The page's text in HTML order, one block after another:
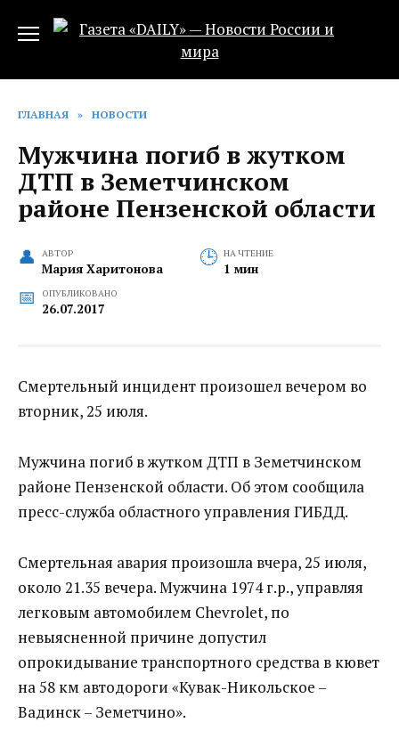
ГЛАВНАЯ » НОВОСТИ
Мужчина погиб в жутком
ДТП в Земетчинском
районе Пензенской области
АВТОР
Мария Харитонова
НА ЧТЕНИЕ
1 мин
ОПУБЛИКОВАНО
26.07.2017
Смертельный инцидент произошел вечером во
вторник, 25 июля.
Мужчина погиб в жутком ДТП в Земетчинском
районе Пензенской области. Об этом сообщила
пресс-служба областного управления ГИБДД.
Смертельная авария произошла вчера, 25 июля,
около 21.35 вечера. Мужчина 1974 г.р., управляя
легковым автомобилем Chevrolet, по
невыясненной причине допустил
опрокидывание транспортного средства в кювет
на 58 км автодороги «Кувак-Никольское –
Вадинск – Земетчино».